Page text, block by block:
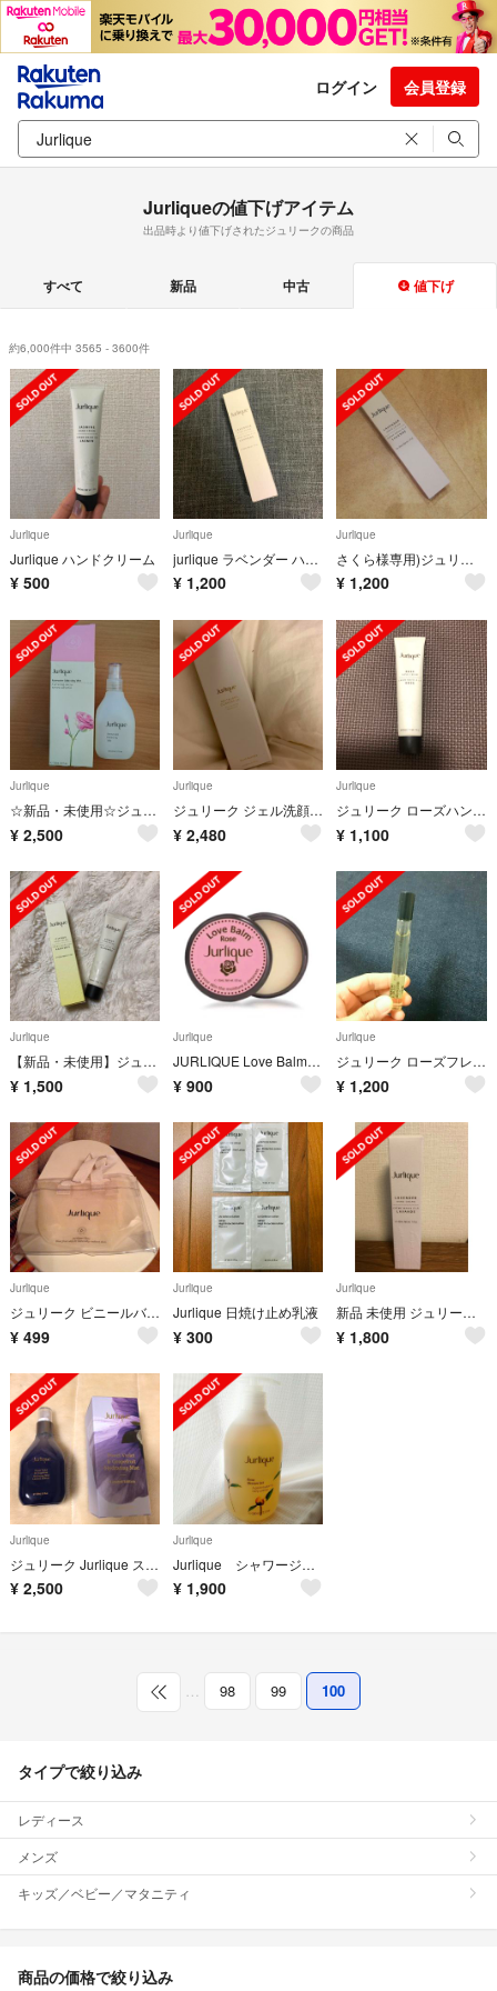
ログイン 会員登録
Jurliqueの値下げアイテム
出品時より値下げされたジュリークの商品
すべて 新品 中古 値下げ
約6,000件中 3565 - 3600件
Jurlique
Jurlique ハンドクリーム
¥ 500
Jurlique
jurlique ラベンダー ハンドクリーム
¥ 1,200
Jurlique
さくら様専用)ジュリークハンドクリームラベンダー40ml
¥ 1,200
Jurlique
☆新品・未使用☆ジュリーク ローズミスト バランシング 化粧水 100ml
¥ 2,500
Jurlique
ジュリーク ジェル洗顔 未開封
¥ 2,480
Jurlique
ジュリーク ローズハンドクリーム40ml
¥ 1,100
Jurlique
【新品・未使用】ジュリークのハンドクリーム
¥ 1,500
Jurlique
JURLIQUE Love Balm◎ジュリーク ラブバーム ローズ
¥ 900
Jurlique
ジュリーク ローズフレグランス
¥ 1,200
Jurlique
ジュリーク ビニールバッグ&メッシュトートバッグ 未使用 付録 Jurlique
¥ 499
Jurlique
Jurlique 日焼け止め乳液
¥ 300
Jurlique
新品 未使用 ジュリーク ハンドクリーム
¥ 1,800
Jurlique
ジュリーク Jurlique スイートバイオレット&グレープフルーツミスト
¥ 2,500
Jurlique
Jurlique シャワージェル ローズ
¥ 1,900
98 99 100
タイプで絞り込み
レディース
メンズ
キッズ／ベビー／マタニティ
商品の価格で絞り込み